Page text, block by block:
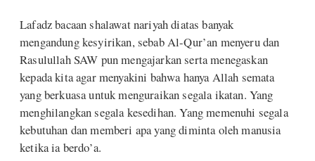
Lafadz bacaan shalawat nariyah diatas banyak
mengandung kesyirikan, sebab Al-Qur’an menyeru dan
Rasulullah SAW pun mengajarkan serta menegaskan
kepada kita agar menyakini bahwa hanya Allah semata
yang berkuasa untuk menguraikan segala ikatan. Yang
menghilangkan segala kesedihan. Yang memenuhi segala
kebutuhan dan memberi apa yang diminta oleh manusia
ketika ia berdo’a.